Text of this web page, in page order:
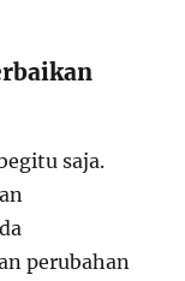
saja.
perubahan